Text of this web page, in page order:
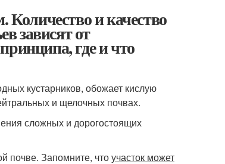
Количество и качество
зависят от
где и что
кустарников, обожает кислую
и щелочных почвах.
сложных и дорогостоящих
почве. Запомните, чтоучасток может